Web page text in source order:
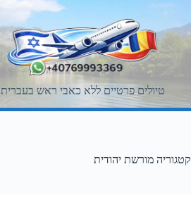
content
טיולים פרטיים ללא כאבי ראש בעברית
קטגוריה מורשת יהודית